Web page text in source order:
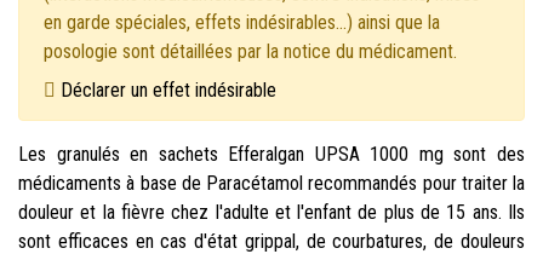
en garde spéciales, effets indésirables...) ainsi que la
posologie sont détaillées par la notice du médicament.
Déclarer un effet indésirable
Les granulés en sachets Efferalgan UPSA 1000 mg sont des
médicaments à base de Paracétamol recommandés pour traiter la
douleur et la fièvre chez l'adulte et l'enfant de plus de 15 ans. Ils
sont efficaces en cas d'état grippal, de courbatures, de douleurs